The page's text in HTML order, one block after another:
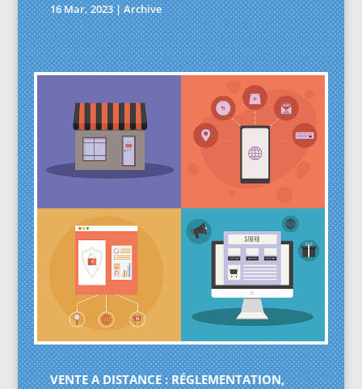
16 Mar, 2023|Archive
VENTE A DISTANCE : RÉGLEMENTATION,